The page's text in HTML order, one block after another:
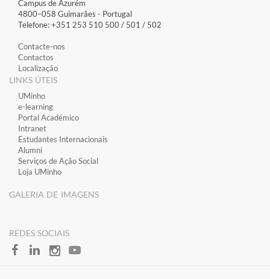
Campus de Azurém
4800–058 Guimarães​ - Portugal
Telefone: +351 253 510 500 / 501 / 502
Contacte-nos
Contactos
Localização
LINKS ÚTEIS
​UMinho
​e-learning
​Portal Académico
​Intranet
Estudantes Inter​​nacionais
Alumni
Serviços de Ação Social
Loja UMinho
GALERIA DE IMAGENS
​REDES SOCIAIS